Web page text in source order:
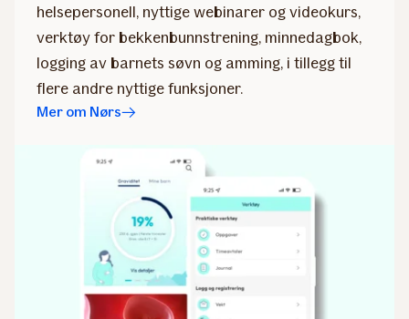
helsepersonell, nyttige webinarer og videokurs,
verktøy for bekkenbunnstrening, minnedagbok,
logging av barnets søvn og amming, i tillegg til
flere andre nyttige funksjoner.
Mer om Nørs